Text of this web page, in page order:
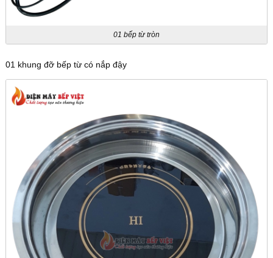
01 bếp từ tròn
01 khung đỡ bếp từ có nắp đậy